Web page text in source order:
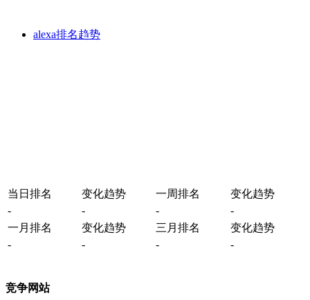
alexa排名趋势
当日排名 变化趋势 一周排名
变化趋势
-
- -
-
一月排名
变化趋势 三月排名
变化趋势
-
- - -
竞争网站